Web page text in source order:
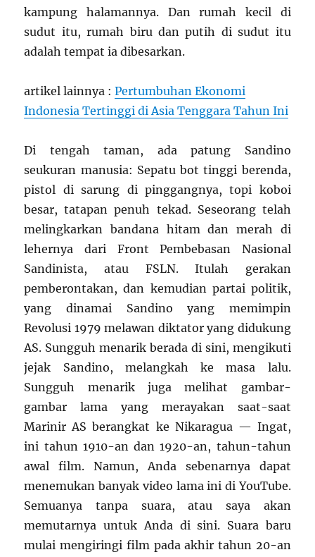
kampung halamannya. Dan rumah kecil di
sudut itu, rumah biru dan putih di sudut itu
adalah tempat ia dibesarkan.
artikel lainnya :Pertumbuhan Ekonomi
Indonesia Tertinggi di Asia Tenggara Tahun Ini
Di tengah taman, ada patung Sandino
seukuran manusia: Sepatu bot tinggi berenda,
pistol di sarung di pinggangnya, topi koboi
besar, tatapan penuh tekad. Seseorang telah
melingkarkan bandana hitam dan merah di
lehernya dari Front Pembebasan Nasional
Sandinista, atau FSLN. Itulah gerakan
pemberontakan, dan kemudian partai politik,
yang dinamai Sandino yang memimpin
Revolusi 1979 melawan diktator yang didukung
AS. Sungguh menarik berada di sini, mengikuti
jejak Sandino, melangkah ke masa lalu.
Sungguh menarik juga melihat gambar-
gambar lama yang merayakan saat-saat
Marinir AS berangkat ke Nikaragua — Ingat,
ini tahun 1910-an dan 1920-an, tahun-tahun
awal film. Namun, Anda sebenarnya dapat
menemukan banyak video lama ini di YouTube.
Semuanya tanpa suara, atau saya akan
memutarnya untuk Anda di sini. Suara baru
mulai mengiringi film pada akhir tahun 20-an